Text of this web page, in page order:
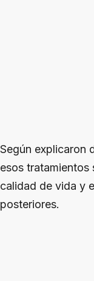
Según explicaron
esos tratamientos
calidad de vida y
posteriores.